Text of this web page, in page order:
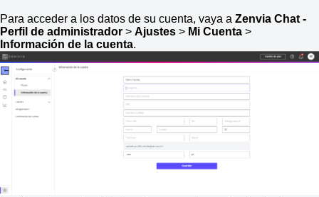
Para acceder a los datos de su cuenta, vaya a Zenvia Chat -
Perfil de administrador > Ajustes > Mi Cuenta >
Información de la cuenta.